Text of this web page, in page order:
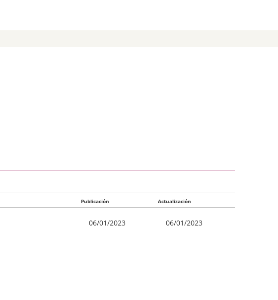
Publicación Actualización
06/01/2023 06/01/2023